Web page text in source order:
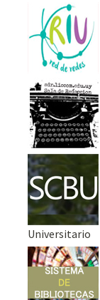
Universitario